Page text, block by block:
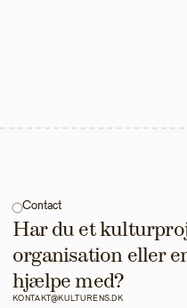
Contact
Har du et
organisation eller
hjælpe med?
KONTAKT@KULTURENS.DK